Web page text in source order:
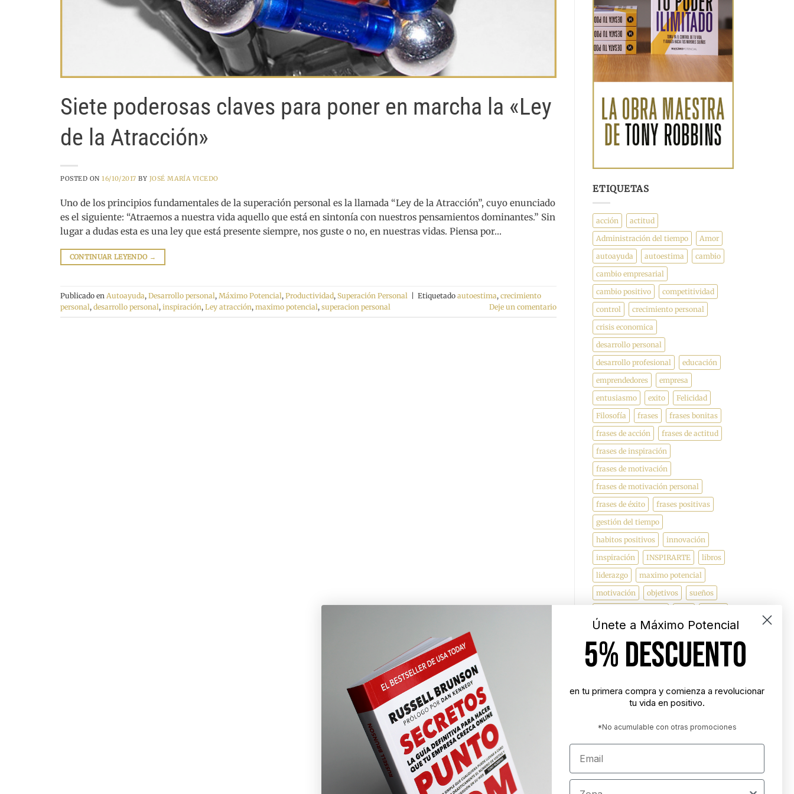
Siete poderosas claves para poner en marcha la «Ley
de la Atracción»
POSTED ON16/10/2017 BY JOSÉ MARÍA VICEDO
Uno de los principios fundamentales de la superación personal es la llamada “Ley de la Atracción”, cuyo enunciado
es el siguiente: “Atraemos a nuestra vida aquello que está en sintonía con nuestros pensamientos dominantes.” Sin
lugar a dudas esta es una ley que está presente siempre, nos guste o no, en nuestras vidas. Piensa por…
CONTINUAR LEYENDO →
Publicado en Autoayuda, Desarrollo personal, Máximo Potencial, Productividad, Superación Personal | Etiquetado autoestima, crecimiento
personal, desarrollo personal, inspiración, Ley atracción, maximo potencial, superacion personal Deje un comentario
ETIQUETAS
acción
actitud
Administración del tiempo
Amor
autoayuda
autoestima
cambio
cambio empresarial
cambio positivo
competitividad
control
crecimiento personal
crisis economica
desarrollo personal
desarrollo profesional
educación
emprendedores
empresa
entusiasmo
exito
Felicidad
Filosofía
frases
frases bonitas
frases de acción
frases de actitud
frases de inspiración
frases de motivación
frases de motivación personal
frases de éxito
frases positivas
gestión del tiempo
habitos positivos
innovación
inspiración
INSPIRARTE
libros
liderazgo
maximo potencial
motivación
objetivos
sueños
"Nunca es demasiado tarde para ser la
persona que podrías haber sido"
"Tener éxito es lograr lo que quieres.
"Es más importante elegir el destino
correcto que la velocidad con la que
Únete a Máximo Potencial
5% DESCUENTO
en tu primera compra y comienza a revolucionar
tu vida en positivo.
*No acumulable con otras promociones
Email
Zona